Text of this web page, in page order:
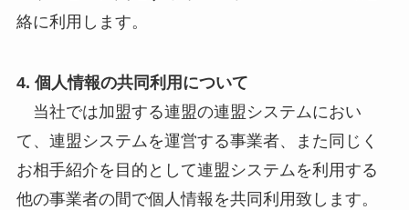
絡に利用します。
4. 個人情報の共同利用について
当社では加盟する連盟の連盟システムにおい
て、連盟システムを運営する事業者、また同じく
お相手紹介を目的として連盟システムを利用する
他の事業者の間で個人情報を共同利用致します。